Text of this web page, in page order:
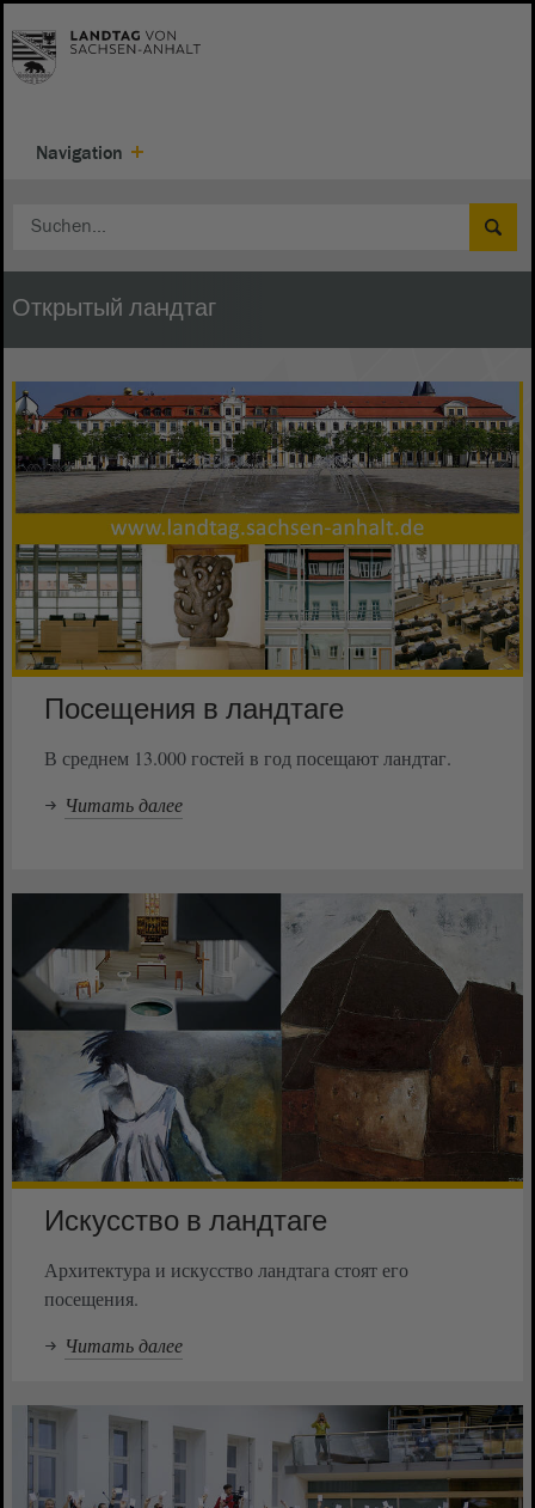
Navigation
Открытый ландтаг
Посещения в ландтаге
В среднем 13.000 гостей в год посещают ландтаг.
Читать далее
Искусство в ландтаге
Архитектура и искусство ландтага стоят его
посещения.
Читать далее